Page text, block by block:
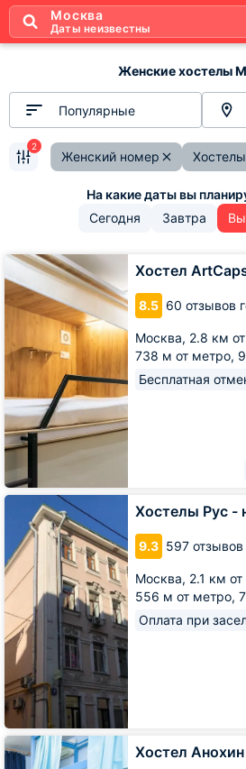
Москва
Даты неизвестны
Женские хостелы
Популярные
Женский номер Хостелы
2
Сегодня Завтра
Хостел
8.5 60 отзывов
Москва, 2.8 км
738 м от метро,
Бесплатная
Хостел
ArtCapsule
Хостелы Рус -
9.3 597 отзывов
Москва, 2.1 км
556 м от метро,
Оплата при
Хостелы
на
Пречистенке
Хостел Анохин
Хостел
Анохин